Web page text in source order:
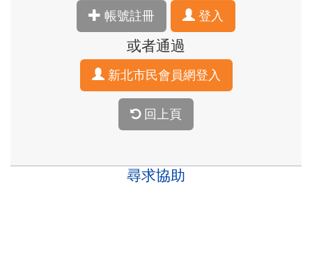
帳號註冊 登入
或者通過
新北市民會員網登入
回上頁
尋求協助